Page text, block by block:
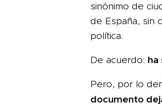
sinónimo de
de España, sin
política.
De acuerdo: ha
Pero, por lo
documento